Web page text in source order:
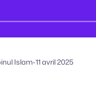
Islam-11 avril 2025